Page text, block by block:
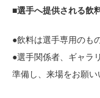
■選手へ提供される飲
●飲料は選手専用のも
●選手関係者、ギャラ
準備し、来場をお願い